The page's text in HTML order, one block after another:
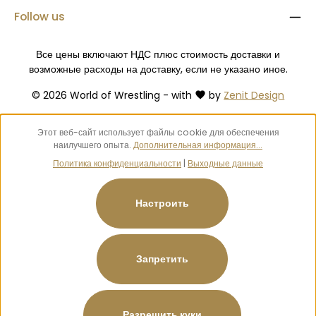
Follow us
© 2026 World of Wrestling - with by Zenit Design
Все цены включают НДС плюс стоимость доставки и
возможные расходы на доставку, если не указано иное.
Этот веб-сайт использует файлы cookie для обеспечения
наилучшего опыта. Дополнительная информация...
Политика конфиденциальности | Выходные данные
Запретить
Настроить